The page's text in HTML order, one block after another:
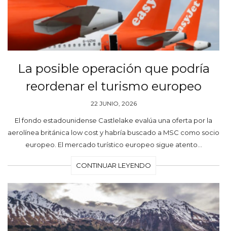
La posible operación que podría
reordenar el turismo europeo
22 JUNIO, 2026
El fondo estadounidense Castlelake evalúa una oferta por la
aerolínea británica low cost y habría buscado a MSC como socio
europeo. El mercado turístico europeo sigue atento…
CONTINUAR LEYENDO